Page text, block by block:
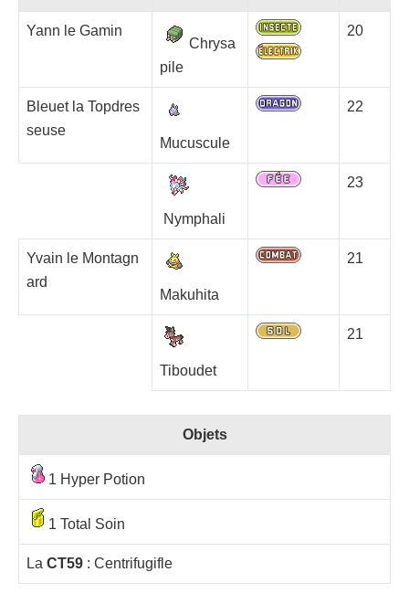
Yann le Gamin
Chrysa
pile
20
Bleuet la Topdres
seuse
Mucuscule
22
Nymphali
23
Yvain le Montagn
ard
Makuhita
21
Tiboudet
21
Objets
1 Hyper Potion
1 Total Soin
La CT59 : Centrifugifle